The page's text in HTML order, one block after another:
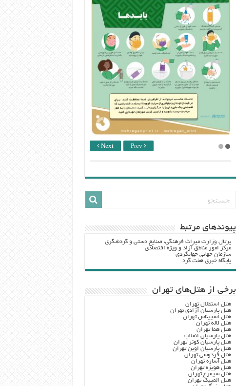
Next Prev
پيوندهاي مرتبط
پرتال وزارت ميراث فرهنگي، صنایع دستی و گردشگري
مرکز امور مناطق آزاد و ویژه اقتصادی
سازمان جهانی جهانگردی
پایگاه خبری هفت گرد
برخی از هتل‌های تهران
هتل استقلال تهران
هتل پارسیان آزادی تهران
هتل اسپیناس تهران
هتل لاله تهران
هتل هما تهران
هتل پارسیان انقلاب
هتل پارسیان کوثر تهران
هتل پارسیان اوین تهران
هتل فردوسی تهران
هتل آساره تهران
هتل هویزه تهران
هتل سیمرغ تهران
هتل المپیک تهران